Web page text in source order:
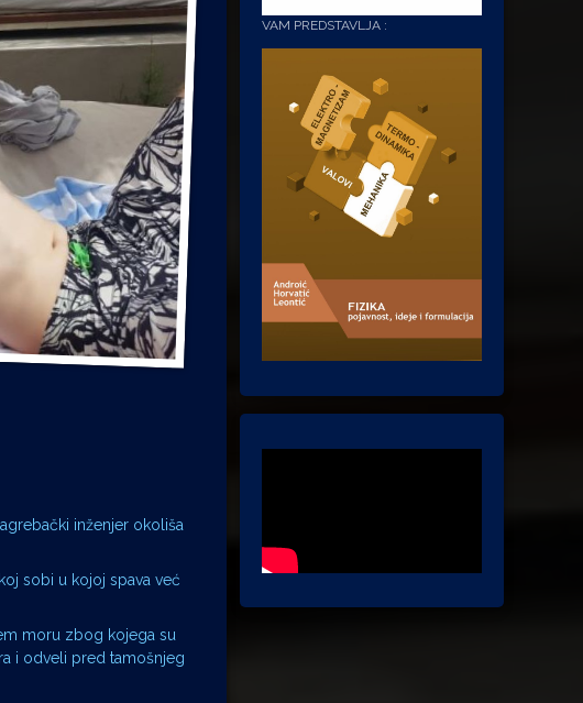
inženjer okoliša
sobi u kojoj spava već
moru zbog kojega su
i odveli pred tamošnjeg
VAM PREDSTAVLJA :